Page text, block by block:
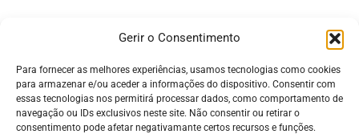
Gerir o Consentimento
Para fornecer as melhores experiências, usamos tecnologias como cookies
para armazenar e/ou aceder a informações do dispositivo. Consentir com
essas tecnologias nos permitirá processar dados, como comportamento de
navegação ou IDs exclusivos neste site. Não consentir ou retirar o
consentimento pode afetar negativamante certos recursos e funções.